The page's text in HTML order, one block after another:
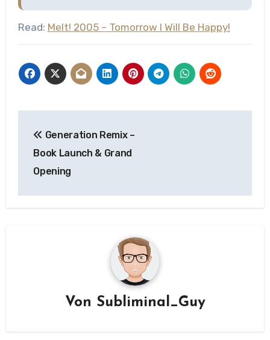
Read: Melt! 2005 – Tomorrow I Will Be Happy!
Generation Remix –
Book Launch & Grand
Opening
Von Subliminal_Guy